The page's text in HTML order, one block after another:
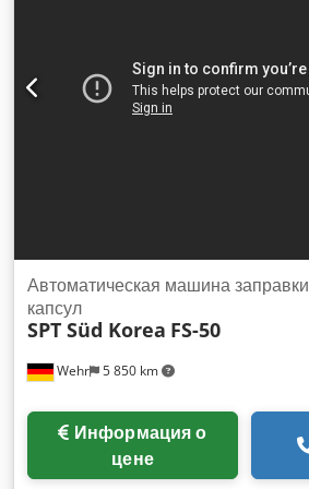
Wehr 5 850 km
Автоматическая машина заправки
капсул
SPT Süd Korea FS-50
цене